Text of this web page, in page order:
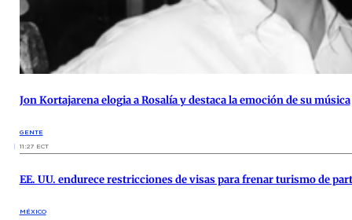
Jon Kortajarena elogia a Rosalía y destaca la emoción de su música
GENTE
11:27 ECT
EE. UU. endurece restricciones de visas para frenar turismo de
MÉXICO